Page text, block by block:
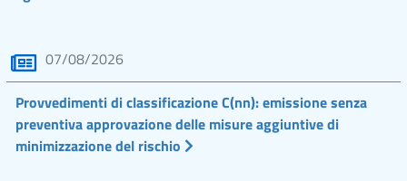
07/08/2026
Provvedimenti di classificazione C(nn): emissione senza
preventiva approvazione delle misure aggiuntive di
minimizzazione del rischio